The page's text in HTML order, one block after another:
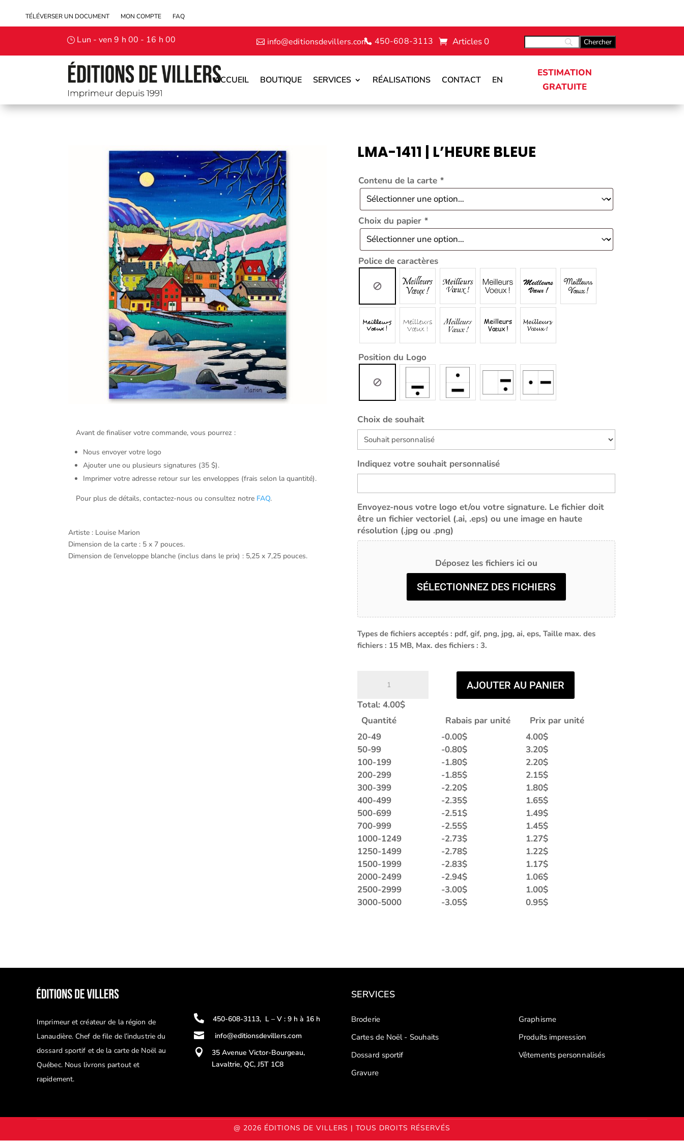
TÉLÉVERSER UN DOCUMENT MON COMPTE FAQ
Lun - ven 9 h 00 - 16 h 00 info@editionsdevillers.com 450-608-3113 Articles 0
ACCUEIL BOUTIQUE SERVICES RÉALISATIONS CONTACT EN
ESTIMATION
GRATUITE
Avant de finaliser votre commande, vous pourrez :
Nous envoyer votre logo
Ajouter une ou plusieurs signatures (35 $).
Imprimer votre adresse retour sur les enveloppes (frais selon la quantité).
Pour plus de détails, contactez-nous ou consultez notre FAQ.
Artiste : Louise Marion
Dimension de la carte : 5 x 7 pouces.
Dimension de l’enveloppe blanche (inclus dans le prix) : 5,25 x 7,25 pouces.
LMA-1411 | L’HEURE BLEUE
Contenu de la carte *
Choix du papier *
Police de caractères
Position du Logo
Choix de souhait
Indiquez votre souhait personnalisé
Envoyez-nous votre logo et/ou votre signature. Le fichier doit
être un fichier vectoriel (.ai, .eps) ou une image en haute
résolution (.jpg ou .png)
Déposez les fichiers ici ou
SÉLECTIONNEZ DES FICHIERS
Types de fichiers acceptés : pdf, gif, png, jpg, ai, eps, Taille max. des
fichiers : 15 MB, Max. des fichiers : 3.
LMA-
1411
L'HEURE
BLEUE
AJOUTER AU PANIER
Total: 4.00$
Quantité
Rabais par unité
Prix par unité
20-49
-0.00$ 4.00$
50-99
-0.80$ 3.20$
100-199
-1.80$ 2.20$
200-299
-1.85$ 2.15$
300-399
-2.20$ 1.80$
400-499
-2.35$ 1.65$
500-699
-2.51$ 1.49$
700-999
-2.55$ 1.45$
1000-1249
-2.73$ 1.27$
1250-1499
-2.78$ 1.22$
1500-1999
-2.83$ 1.17$
2000-2499
-2.94$ 1.06$
2500-2999
-3.00$ 1.00$
3000-5000
-3.05$ 0.95$
Imprimeur et créateur de la région de
Lanaudière. Chef de file de l’industrie du
dossard sportif et de la carte de Noël au
Québec. Nous livrons partout et
rapidement.
 450-608-3113, L – V : 9 h à 16 h
 info@editionsdevillers.com

35 Avenue Victor-Bourgeau,
Lavaltrie, QC, J5T 1C8
SERVICES
Broderie
Cartes de Noël - Souhaits
Dossard sportif
Gravure
Graphisme
Produits impression
Vêtements personnalisés
@ 2026 ÉDITIONS DE VILLERS | TOUS DROITS RÉSERVÉS